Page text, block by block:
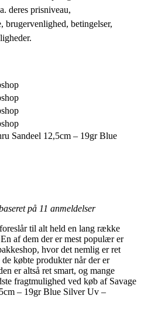
deres prisniveau,
brugervenlighed, betingelser,
Sandeel 12,5cm – 19gr Blue
på 11 anmeldelser
til alt held en lang række
af dem der er mest populær er
hvor det nemlig er ret
købte produkter når der er
er altså ret smart, og mange
fragtmulighed ved køb af Savage
– 19gr Blue Silver Uv –